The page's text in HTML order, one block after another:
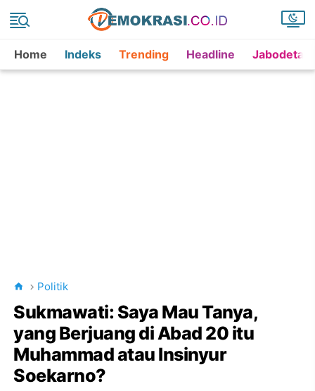
Home Indeks Trending Headline
Politik
Sukmawati: Saya Mau Tanya,
yang Berjuang di Abad 20 itu
Muhammad atau Insinyur
Soekarno?